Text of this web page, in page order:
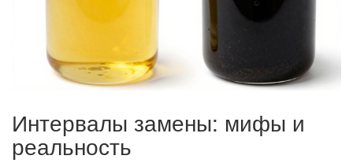
Интервалы замены: мифы и
реальность